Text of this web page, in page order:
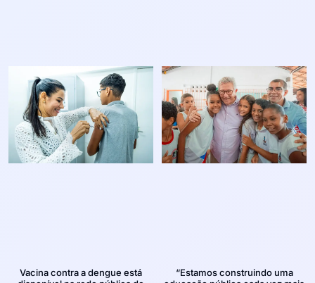
Vacina contra a dengue está
“Estamos construindo uma